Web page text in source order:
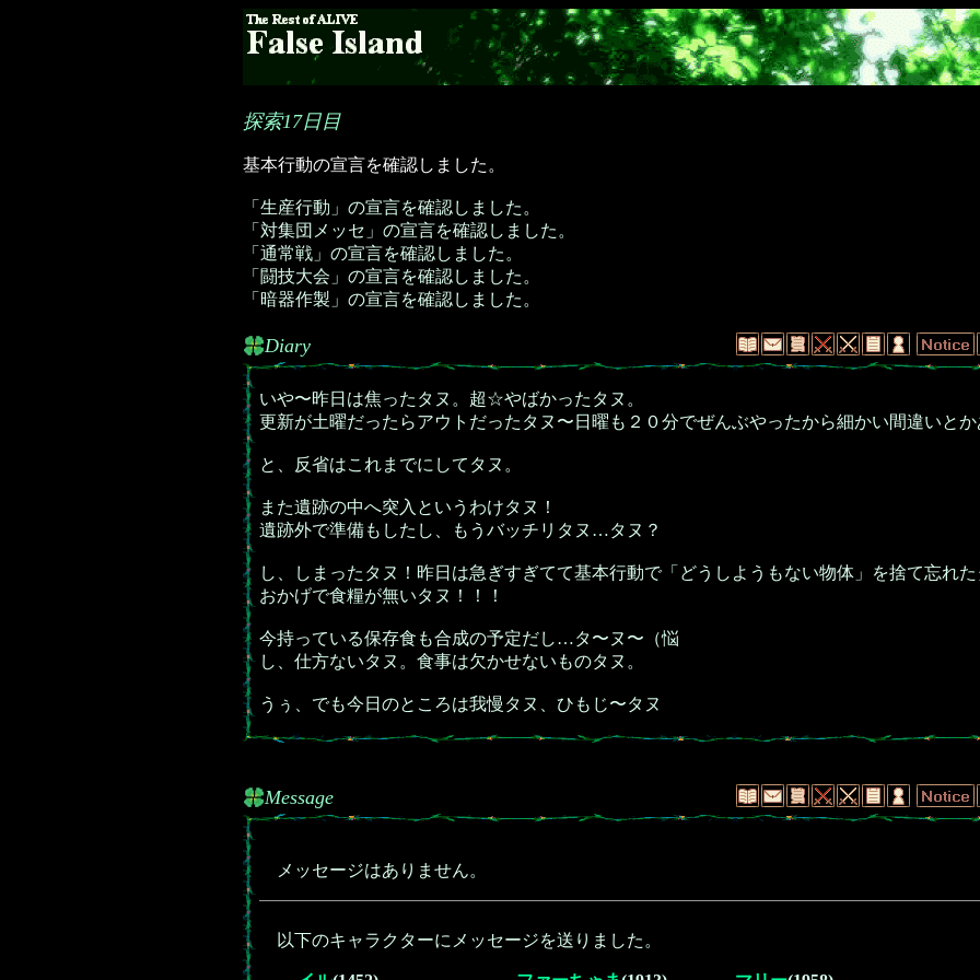
探索17日目
基本行動の宣言を確認しました。
「生産行動」の宣言を確認しました。
「対集団メッセ」の宣言を確認しました。
「通常戦」の宣言を確認しました。
「闘技大会」の宣言を確認しました。
「暗器作製」の宣言を確認しました。
Diary
いや〜昨日は焦ったタヌ。超☆やばかったタヌ。
更新が土曜だったらアウトだったタヌ〜日曜も２０分でぜんぶやったから細かい間違いと
と、反省はこれまでにしてタヌ。
また遺跡の中へ突入というわけタヌ！
遺跡外で準備もしたし、もうバッチリタヌ…タヌ？
し、しまったタヌ！昨日は急ぎすぎてて基本行動で「どうしようもない物体」を捨て忘れ
おかげで食糧が無いタヌ！！！
今持っている保存食も合成の予定だし…タ〜ヌ〜（悩
し、仕方ないタヌ。食事は欠かせないものタヌ。
うぅ、でも今日のところは我慢タヌ、ひもじ〜タヌ
Message
メッセージはありません。
以下のキャラクターにメッセージを送りました。